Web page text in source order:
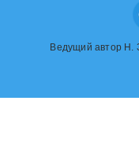
Ведущий автор Н.